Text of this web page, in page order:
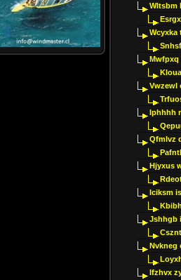
Wltsbm
Wcyxka
Mwfpxq
Vwzewl
Iphhhh
Qfmlvz
Hjyxus
Iciksm
Jshhgb
Nvkneg
Ifzhvx